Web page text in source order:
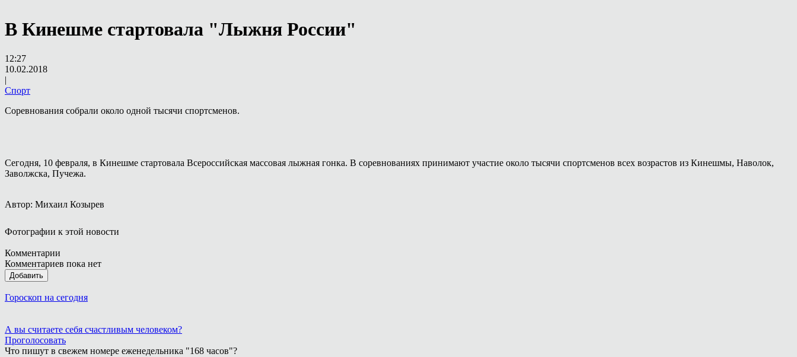
В Кинешме стартовала "Лыжня России"
12:27
10.02.2018
|
Спорт
Соревнования собрали около одной тысячи спортсменов.
Сегодня, 10 февраля, в Кинешме стартовала Всероссийская массовая лыжная гонка. В соревнованиях принимают участие около тысячи спортсменов всех возрастов из Кинешмы, Наволок,
Заволжска, Пучежа.
Автор: Михаил Козырев
Фотографии к этой новости
Комментарии
Комментариев пока нет
Добавить
Гороскоп на сегодня
А вы считаете себя счастливым человеком?
Проголосовать
Что пишут в свежем номере еженедельника "168 часов"?